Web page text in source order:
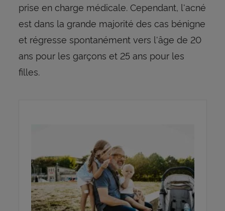
prise en charge médicale. Cependant, l'acné
est dans la grande majorité des cas bénigne
et régresse spontanément vers l'âge de 20
ans pour les garçons et 25 ans pour les
filles.